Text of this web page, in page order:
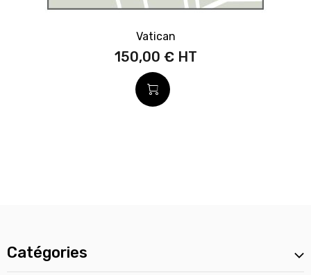
Vatican
150,00 €
Catégories